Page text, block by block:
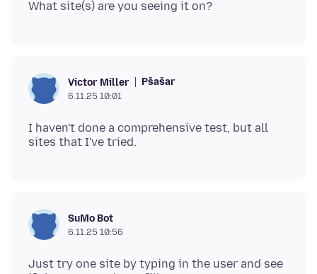
Victor Miller Pšašaŕ
6.11.25 10:01
I haven't done a comprehensive test, but all
SuMo Bot
6.11.25 10:56
Just try one site by typing in the user and see